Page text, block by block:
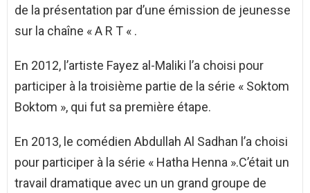
de la présentation par d’une émission de jeunesse
sur la chaîne « A R T « .
En 2012, l’artiste Fayez al-Maliki l’a choisi pour
participer à la troisième partie de la série « Soktom
Boktom », qui fut sa première étape.
En 2013, le comédien Abdullah Al Sadhan l’a choisi
pour participer à la série « Hatha Henna ».C’était un
travail dramatique avec un un grand groupe de